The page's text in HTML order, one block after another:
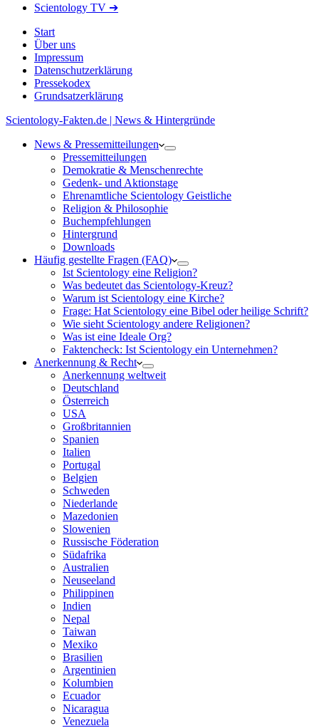
Scientology TV ➔
Start
Über uns
Impressum
Datenschutzerklärung
Pressekodex
Grundsatzerklärung
Scientology-Fakten.de | News & Hintergründe
News & Pressemitteilungen
Pressemitteilungen
Demokratie & Menschenrechte
Gedenk- und Aktionstage
Ehrenamtliche Scientology Geistliche
Religion & Philosophie
Buchempfehlungen
Hintergrund
Downloads
Häufig gestellte Fragen (FAQ)
Ist Scientology eine Religion?
Was bedeutet das Scientology-Kreuz?
Warum ist Scientology eine Kirche?
Frage: Hat Scientology eine Bibel oder heilige Schrift?
Wie sieht Scientology andere Religionen?
Was ist eine Ideale Org?
Faktencheck: Ist Scientology ein Unternehmen?
Anerkennung & Recht
Anerkennung weltweit
Deutschland
Österreich
USA
Großbritannien
Spanien
Italien
Portugal
Belgien
Schweden
Niederlande
Mazedonien
Slowenien
Russische Föderation
Südafrika
Australien
Neuseeland
Philippinen
Indien
Nepal
Taiwan
Mexiko
Brasilien
Argentinien
Kolumbien
Ecuador
Nicaragua
Venezuela